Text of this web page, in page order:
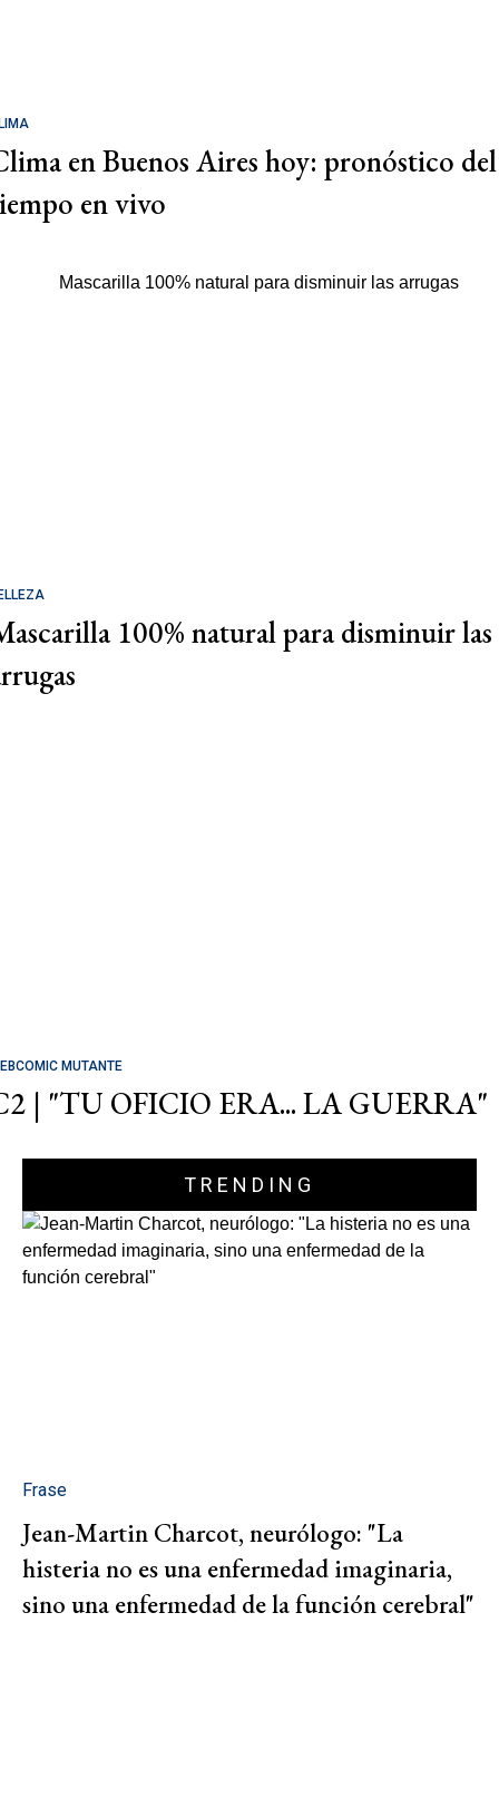
en Buenos Aires hoy: pronóstico del
en vivo
100% natural para disminuir las
MUTANTE
| "TU OFICIO ERA... LA GUERRA"
TRENDING
Frase
Jean-Martin Charcot, neurólogo: "La
histeria no es una enfermedad imaginaria,
sino una enfermedad de la función cerebral"